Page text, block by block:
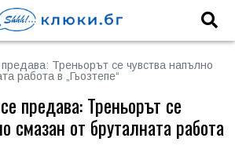
Треньорът се чувства напълно
работа в „Гьозтепе“
предава: Треньорът се
смазан от бруталната работа